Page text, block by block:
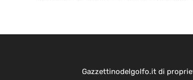
Gazzettinodelgolfo.it di